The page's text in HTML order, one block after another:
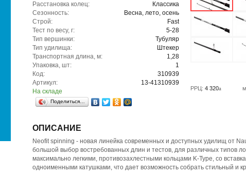
Расстановка колец:
Классика
Сезонность:
Весна, лето, осень
Строй:
Fast
Тест по весу, г:
5-28
Тип вершинки:
Тубуляр
Тип удилища:
Штекер
Транспортная длина, м:
1,28
Упаковка, шт:
1
Код:
310939
Артикул:
13-41310939
На складе
Поделиться…
РРЦ: 4 320a
ОПИСАНИЕ
Neofit spinning - новая линейка современных и доступных удилищ от
большой выбор востребованных длин и тестов, для различных типов
максимально легкими, противозахлестными кольцами K-Type, со
одноименными катушками, что дает возможность собрать стильный и